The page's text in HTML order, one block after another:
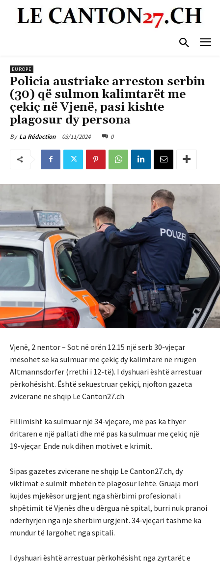
EUROPE
Policia austriake arreston serbin
(30) që sulmon kalimtarët me
çekiç në Vjenë, pasi kishte
plagosur dy persona
By La Rédaction 03/11/2024 0
Vjenë, 2 nentor – Sot në orën 12.15 një serb 30-vjeçar
mësohet se ka sulmuar me çekiç dy kalimtarë në rrugën
Altmannsdorfer (rrethi i 12-të). I dyshuari është arrestuar
përkohësisht. Është sekuestruar çekiçi, njofton gazeta
zvicerane ne shqip Le Canton27.ch
Fillimisht ka sulmuar një 34-vjeçare, më pas ka thyer
dritaren e një pallati dhe më pas ka sulmuar me çekiç një
19-vjeçar. Ende nuk dihen motivet e krimit.
Sipas gazetes zvicerane ne shqip Le Canton27.ch, dy
viktimat e sulmit mbetën të plagosur lehtë. Gruaja mori
kujdes mjekësor urgjent nga shërbimi profesional i
shpëtimit të Vjenës dhe u dërgua në spital, burri nuk pranoi
ndërhyrjen nga një shërbim urgjent. 34-vjeçari tashmë ka
mundur të largohet nga spitali.
I dyshuari është arrestuar përkohësisht nga zyrtarët e